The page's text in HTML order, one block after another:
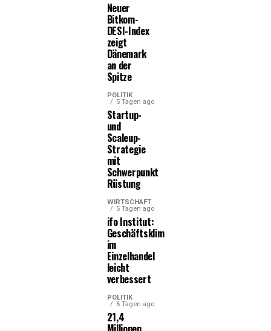
Neuer
Bitkom-
DESI-Index
zeigt
Dänemark
an der
Spitze
POLITIK
5 Tagen ago
Startup-
und
Scaleup-
Strategie
mit
Schwerpunkt
Rüstung
WIRTSCHAFT
5 Tagen ago
ifo Institut:
Geschäftsklima
im
Einzelhandel
leicht
verbessert
POLITIK
6 Tagen ago
21,4